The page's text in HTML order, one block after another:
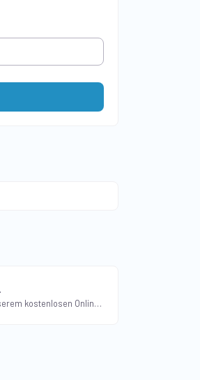
Konvertieren Sie JPG in das GIF-Format mit unserem kostenlosen Online-JPG-zu-GIF-Konverter. Erstellen Sie mühelos animierte GIFs aus JPG-Bildern.